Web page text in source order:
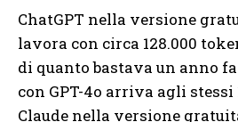
ChatGPT nella versione
lavora con circa 128.000
di quanto bastava un anno
con GPT-4o arriva agli stessi
Claude nella versione